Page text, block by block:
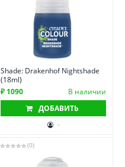
Shade: Drakenhof Nightshade
(18ml)
₽ 1090
В наличии
ДОБАВИТЬ
-
(0)